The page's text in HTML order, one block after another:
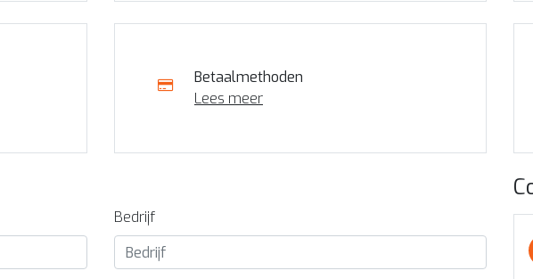
Betaalmethoden
Lees meer
Bedrijf